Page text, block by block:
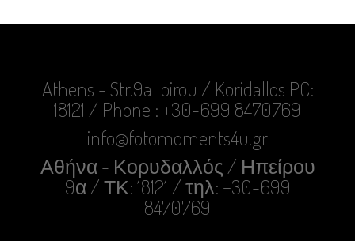
Athens - Str.9a Ipirou / Koridallos PC:
18121 / Phone : +30-699 8470769
info@fotomoments4u.gr
Αθήνα - Κορυδαλλός / Ηπείρου
9α / ΤΚ: 18121 / τηλ: +30-699
8470769